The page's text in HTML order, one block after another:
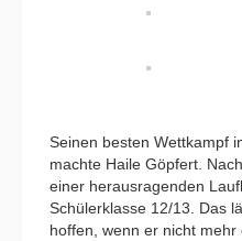
Seinen besten Wettkampf
machte Haile Göpfert.
einer herausragenden
Schülerklasse 12/13. Das
hoffen, wenn er nicht